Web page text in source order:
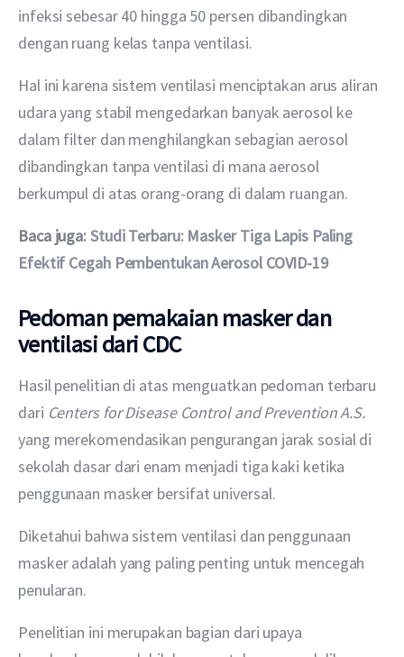
infeksi sebesar 40 hingga 50 persen dibandingkan
dengan ruang kelas tanpa ventilasi.
Hal ini karena sistem ventilasi menciptakan arus aliran
udara yang stabil mengedarkan banyak aerosol ke
dalam filter dan menghilangkan sebagian aerosol
dibandingkan tanpa ventilasi di mana aerosol
berkumpul di atas orang-orang di dalam ruangan.
Baca juga: Studi Terbaru: Masker Tiga Lapis Paling
Efektif Cegah Pembentukan Aerosol COVID-19
Pedoman pemakaian masker dan
ventilasi dari CDC
Hasil penelitian di atas menguatkan pedoman terbaru
dari Centers for Disease Control and Prevention A.S.
yang merekomendasikan pengurangan jarak sosial di
sekolah dasar dari enam menjadi tiga kaki ketika
penggunaan masker bersifat universal.
Diketahui bahwa sistem ventilasi dan penggunaan
masker adalah yang paling penting untuk mencegah
penularan.
Penelitian ini merupakan bagian dari upaya